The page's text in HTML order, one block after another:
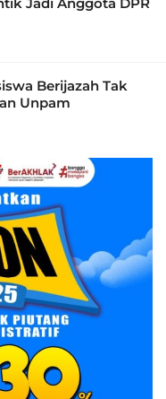
Berijazah Tak
Unpam